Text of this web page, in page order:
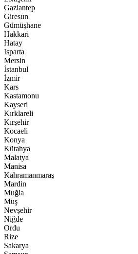
Gaziantep
Giresun
Gümüşhane
Hakkari
Hatay
Isparta
Mersin
İstanbul
İzmir
Kars
Kastamonu
Kayseri
Kırklareli
Kırşehir
Kocaeli
Konya
Kütahya
Malatya
Manisa
Kahramanmaraş
Mardin
Muğla
Muş
Nevşehir
Niğde
Ordu
Rize
Sakarya